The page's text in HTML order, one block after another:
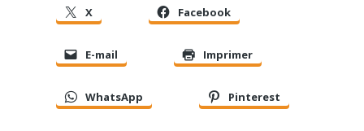
X Facebook
E-mail Imprimer
WhatsApp Pinterest